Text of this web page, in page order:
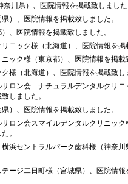
奈川県）、医院情報を掲載致しました
）、医院情報を掲載致しました。
、医院情報を掲載致しました。
ニック様（北海道）、医院情報を掲
ック様（東京都）、医院情報を掲載
様（北海道）、医院情報を掲載致し
サロン会 ナチュラルデンタルクリニ
しました。
）、医院情報を掲載致しました。
ロン会スマイルデンタルクリニッ
。
浜セントラルパーク歯科様（神奈川
ージ二日町様（宮城県）、医院情報